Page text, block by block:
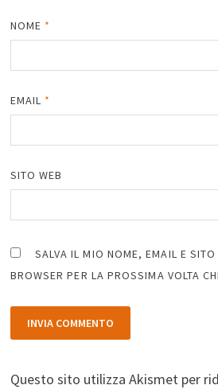
NOME *
EMAIL *
SITO WEB
SALVA IL MIO NOME, EMAIL E
BROWSER PER LA PROSSIMA VOLTA
Questo sito utilizza Akismet per